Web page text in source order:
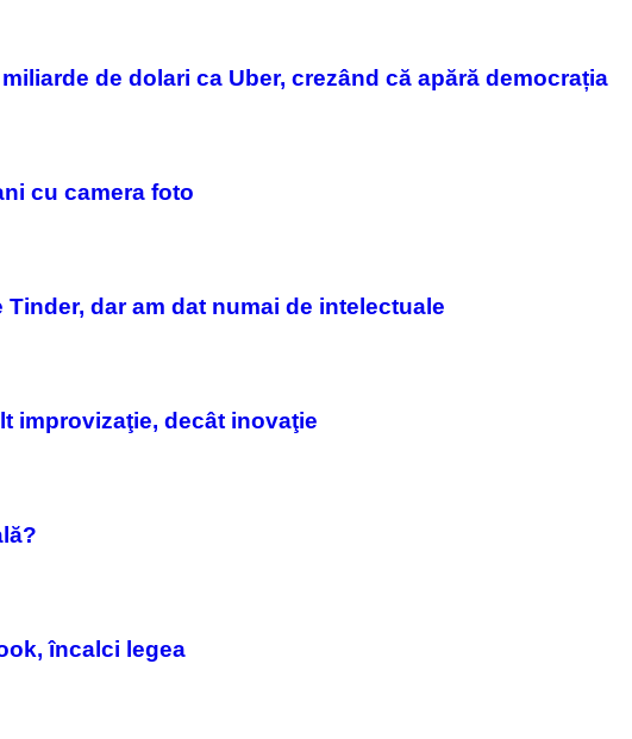
de dolari ca Uber, crezând că apără democrația
cu camera foto
dar am dat numai de intelectuale
improvizaţie, decât inovaţie
încalci legea